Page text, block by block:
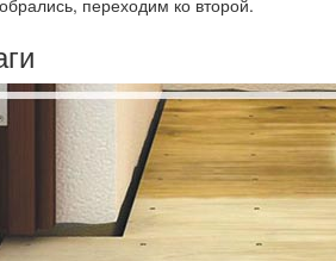
переходим ко второй.